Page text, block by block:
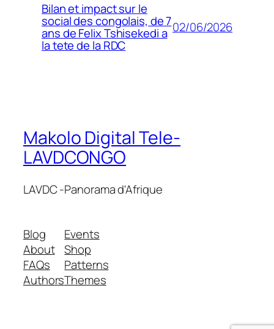
Bilan et impact sur le
social des congolais, de 7
ans de Felix Tshisekedi a
la tete de la RDC
02/06/2026
Makolo Digital Tele-
LAVDCONGO
LAVDC -Panorama d'Afrique
Blog
About
FAQs
Authors
Events
Shop
Patterns
Themes